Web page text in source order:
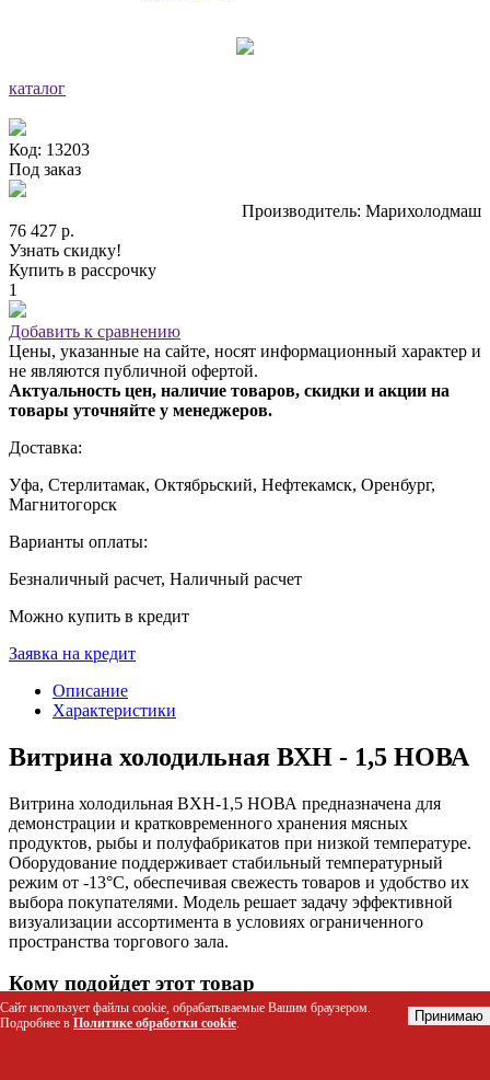
каталог
Код: 13203
Под заказ
Производитель: Марихолодмаш
76 427 р.
Узнать скидку!
Купить в рассрочку
1
Добавить к сравнению
Цены, указанные на сайте, носят информационный характер и
не являются публичной офертой.
Актуальность цен, наличие товаров, скидки и акции на
товары уточняйте у менеджеров.
Доставка:
Уфа, Стерлитамак, Октябрьский, Нефтекамск, Оренбург,
Магнитогорск
Варианты оплаты:
Безналичный расчет, Наличный расчет
Можно купить в кредит
Заявка на кредит
Описание
Характеристики
Витрина холодильная ВХН - 1,5 НОВА
Витрина холодильная ВХН-1,5 НОВА предназначена для
демонстрации и кратковременного хранения мясных
продуктов, рыбы и полуфабрикатов при низкой температуре.
Оборудование поддерживает стабильный температурный
режим от -13°C, обеспечивая свежесть товаров и удобство их
выбора покупателями. Модель решает задачу эффективной
визуализации ассортимента в условиях ограниченного
пространства торгового зала.
Кому подойдет этот товар
Владельцы мясных лавок и колбасных отделов
Сайт использует файлы cookie, обрабатываемые Вашим браузером.
Подробнее в Политике обработки cookie. Принимаю